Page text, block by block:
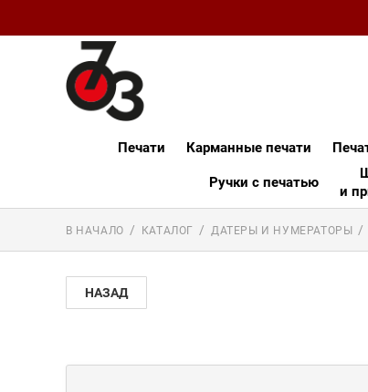
Печати Карманные печати
Ручки с печатью
и
В НАЧАЛО КАТАЛОГ ДАТЕРЫ И НУМЕРАТОРЫ
НАЗАД